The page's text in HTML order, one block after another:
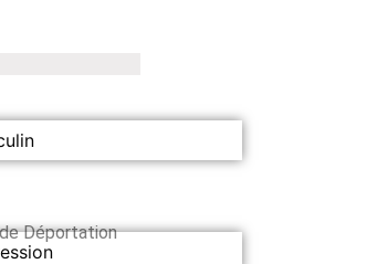
Déportation